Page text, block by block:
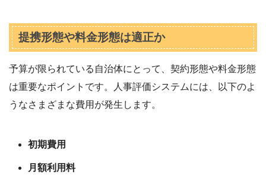
提携形態や料金形態は適正か
予算が限られている自治体にとって、契約形態や料金形態
は重要なポイントです。人事評価システムには、以下のよ
うなさまざまな費用が発生します。
初期費用
月額利用料